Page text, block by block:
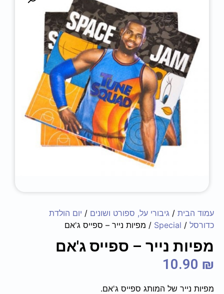
מפיות נייר - סטיץ'
12.90₪
עמוד הבית / גיבורי על, ספורט ושונים / יום הולדת
כדורסל /
Special / מפיות נייר – ספייס ג'אם
מפיות נייר – ספייס ג'אם
10.90 ₪
מפיות נייר של המותג ספייס ג'אם.